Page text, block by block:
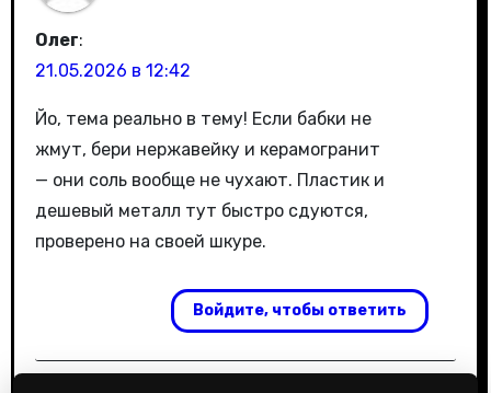
Олег:
21.05.2026 в 12:42
Йо, тема реально в тему! Если бабки не
жмут, бери нержавейку и керамогранит
— они соль вообще не чухают. Пластик и
дешевый металл тут быстро сдуются,
проверено на своей шкуре.
Войдите, чтобы ответить